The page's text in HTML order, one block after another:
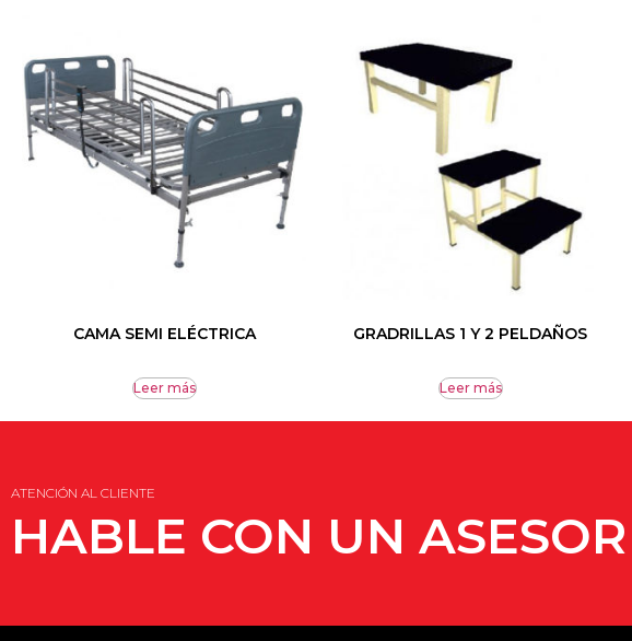
CAMA SEMI ELÉCTRICA
Leer más
GRADRILLAS 1 Y 2 PELDAÑOS
Leer más
ATENCIÓN AL CLIENTE
HABLE CON UN ASESOR